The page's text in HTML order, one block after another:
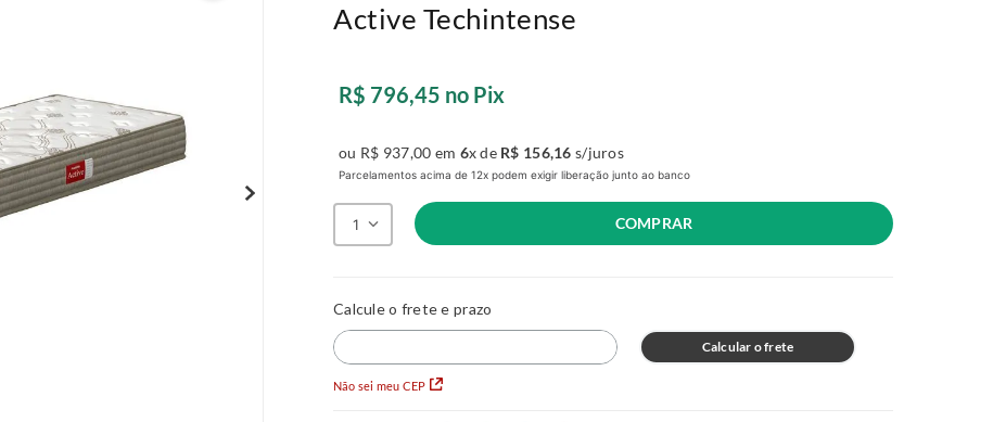
Active Techintense
R$ 796,45 no Pix
ou R$ 937,00 em 6x de R$ 156,16 s/juros
Parcelamentos acima de 12x podem exigir liberação junto ao banco
1 COMPRAR
Não sei meu CEP
Calcular o frete